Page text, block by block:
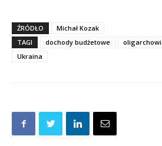
ŹRÓDŁO
Michał Kozak
TAGI
dochody budżetowe
Ukraina